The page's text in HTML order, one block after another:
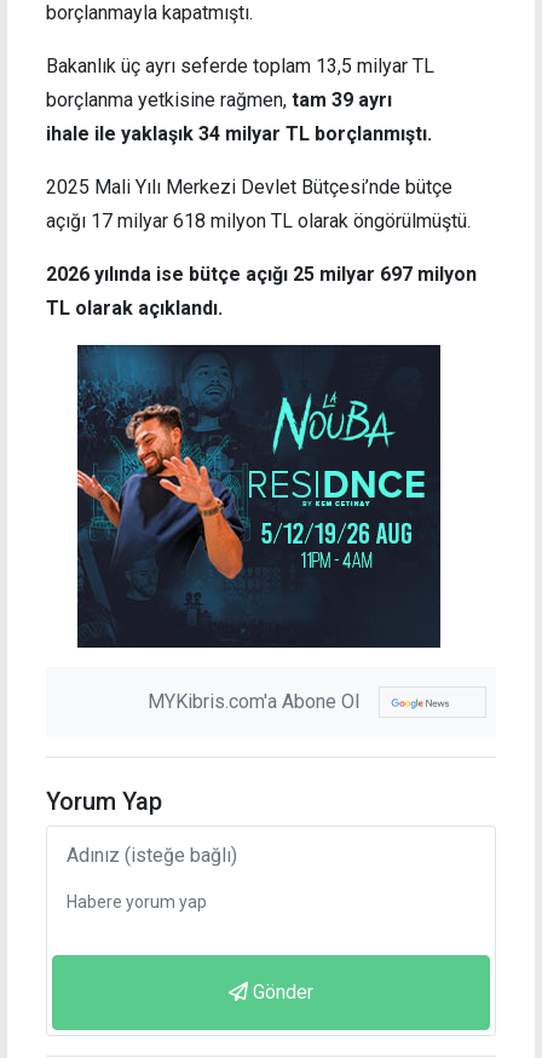
borçlanmayla kapatmıştı.
Bakanlık üç ayrı seferde toplam 13,5 milyar TL
borçlanma yetkisine rağmen, tam 39 ayrı
ihale ile yaklaşık 34 milyar TL borçlanmıştı.
2025 Mali Yılı Merkezi Devlet Bütçesi’nde bütçe
açığı 17 milyar 618 milyon TL olarak öngörülmüştü.
2026 yılında ise bütçe açığı 25 milyar 697 milyon
TL olarak açıklandı.
MYKibris.com'a Abone Ol
Yorum Yap
Gönder